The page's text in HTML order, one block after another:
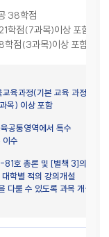
수예정자를
발 결과를
선발된 학생을
로 확정한다.
못한 경우에는
수 있다.
직과정 이수를
을 받아야 한다.
38학점
학점(7과목)이상 포함
학점(3과목)이상 포함
육과정(기본 교육 과정
목) 이상 포함
공통영역에서 특수
이수
호 총론 및 [별책 3]의
학별 적의 강의개설
다룰 수 있도록 과목 개설